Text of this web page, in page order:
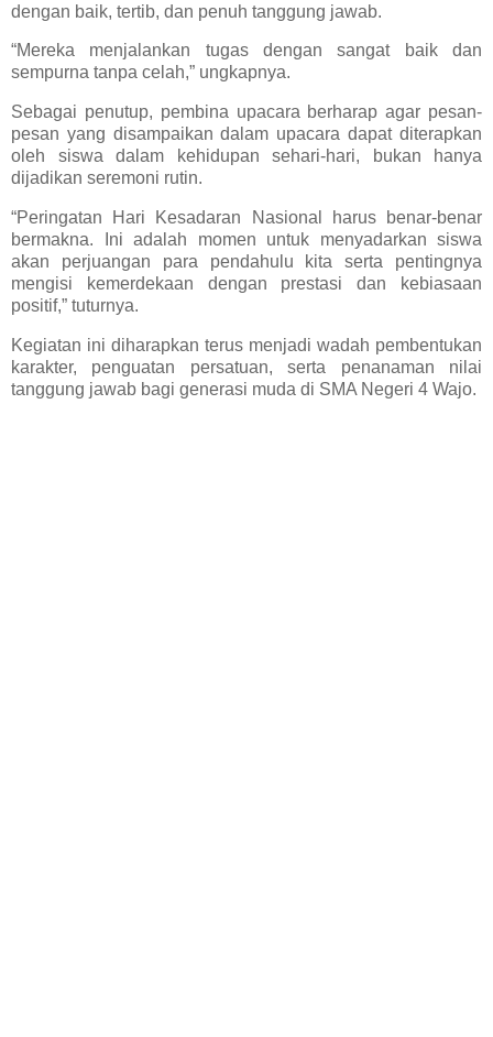
dengan baik, tertib, dan penuh tanggung jawab.
“Mereka menjalankan tugas dengan sangat baik dan
sempurna tanpa celah,” ungkapnya.
Sebagai penutup, pembina upacara berharap agar pesan-
pesan yang disampaikan dalam upacara dapat diterapkan
oleh siswa dalam kehidupan sehari-hari, bukan hanya
dijadikan seremoni rutin.
“Peringatan Hari Kesadaran Nasional harus benar-benar
bermakna. Ini adalah momen untuk menyadarkan siswa
akan perjuangan para pendahulu kita serta pentingnya
mengisi kemerdekaan dengan prestasi dan kebiasaan
positif,” tuturnya.
Kegiatan ini diharapkan terus menjadi wadah pembentukan
karakter, penguatan persatuan, serta penanaman nilai
tanggung jawab bagi generasi muda di SMA Negeri 4 Wajo.